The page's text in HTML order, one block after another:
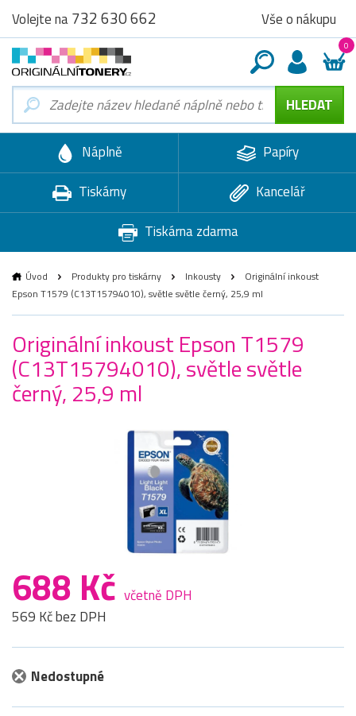
Volejte na732 630 662 Vše o nákupu
0
Náplně
Papíry
Tiskárny
Kancelář
Tiskárna zdarma
Úvod Produkty pro tiskárny Inkousty
Originální inkoust
Epson T1579 (C13T15794010), světle světle černý, 25,9 ml
Originální inkoust Epson T1579
(C13T15794010), světle světle
černý, 25,9 ml
688 Kč včetně DPH
569 Kč bez DPH
Nedostupné